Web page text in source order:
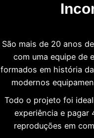
São mais de 20 anos
com uma equipe de
formados em história
modernos
Todo o projeto foi
experiência e pagar
reproduções em